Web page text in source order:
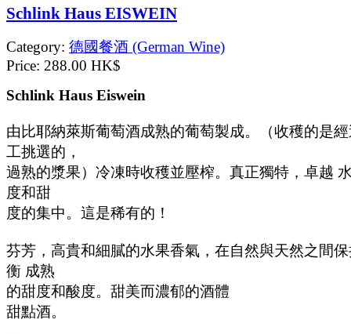
Schlink Haus EISWEIN
Category: 德國餐酒 (German Wine)
Price: 288.00 HK$
Schlink Haus Eiswein
由比耶納萊斯葡萄酒成熟的葡萄製成。（收穫的是
工挑選的，
過熟的漿果）冷凍時收穫並壓榨。真正獨特，卓越
度和甜
度的集中。這是稀有的！
芬芳，高貴和細膩的水果香氣，在自然與天然之間
衡 成熟
的甜度和酸度。甜美而濃郁的酒體
甜點酒。